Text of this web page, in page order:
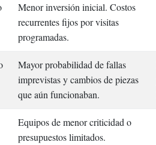
Menor inversión inicial. Costos
recurrentes fijos por visitas
programadas.
Mayor probabilidad de fallas
imprevistas y cambios de piezas
que aún funcionaban.
Equipos de menor criticidad o
presupuestos limitados.